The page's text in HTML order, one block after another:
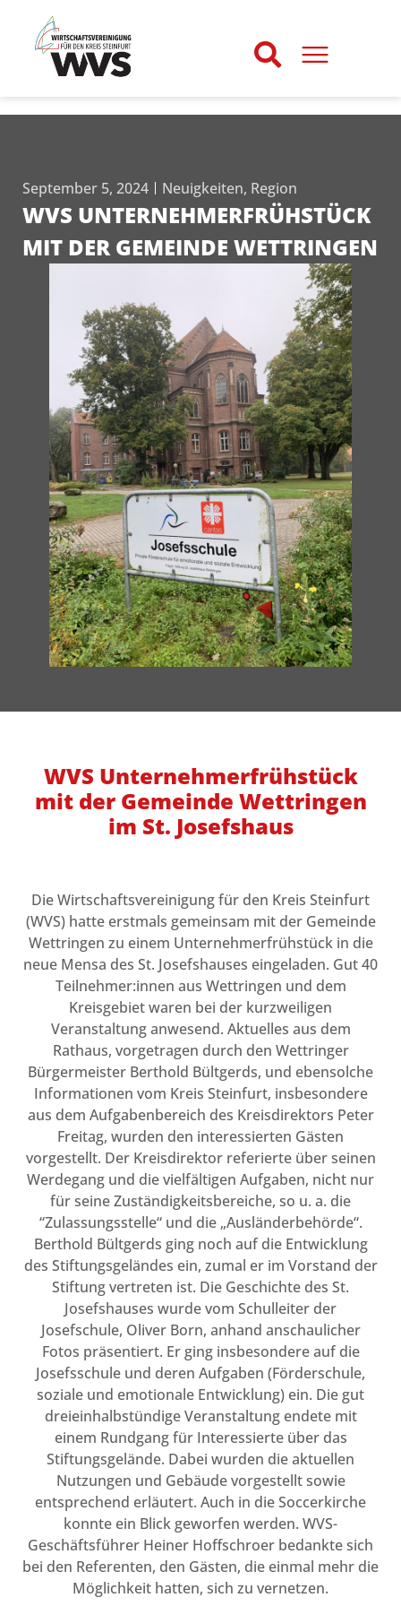
September 5, 2024 Neuigkeiten, Region
WVS UNTERNEHMERFRÜHSTÜCK
MIT DER GEMEINDE WETTRINGEN
WVS Unternehmerfrühstück
mit der Gemeinde Wettringen
im St. Josefshaus
Die Wirtschaftsvereinigung für den Kreis Steinfurt
(WVS) hatte erstmals gemeinsam mit der Gemeinde
Wettringen zu einem Unternehmerfrühstück in die
neue Mensa des St. Josefshauses eingeladen. Gut 40
Teilnehmer:innen aus Wettringen und dem
Kreisgebiet waren bei der kurzweiligen
Veranstaltung anwesend. Aktuelles aus dem
Rathaus, vorgetragen durch den Wettringer
Bürgermeister Berthold Bültgerds, und ebensolche
Informationen vom Kreis Steinfurt, insbesondere
aus dem Aufgabenbereich des Kreisdirektors Peter
Freitag, wurden den interessierten Gästen
vorgestellt. Der Kreisdirektor referierte über seinen
Werdegang und die vielfältigen Aufgaben, nicht nur
für seine Zuständigkeitsbereiche, so u. a. die
“Zulassungsstelle“ und die „Ausländerbehörde“.
Berthold Bültgerds ging noch auf die Entwicklung
des Stiftungsgeländes ein, zumal er im Vorstand der
Stiftung vertreten ist. Die Geschichte des St.
Josefshauses wurde vom Schulleiter der
Josefschule, Oliver Born, anhand anschaulicher
Fotos präsentiert. Er ging insbesondere auf die
Josefsschule und deren Aufgaben (Förderschule,
soziale und emotionale Entwicklung) ein. Die gut
dreieinhalbstündige Veranstaltung endete mit
einem Rundgang für Interessierte über das
Stiftungsgelände. Dabei wurden die aktuellen
Nutzungen und Gebäude vorgestellt sowie
entsprechend erläutert. Auch in die Soccerkirche
konnte ein Blick geworfen werden. WVS-
Geschäftsführer Heiner Hoffschroer bedankte sich
bei den Referenten, den Gästen, die einmal mehr die
Möglichkeit hatten, sich zu vernetzen.